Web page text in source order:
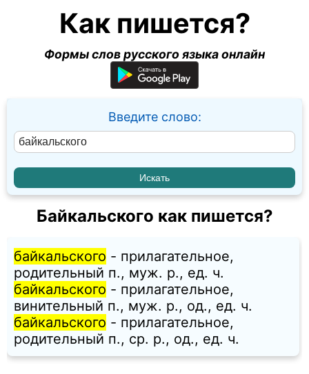
Как пишется?
Формы слов русского языка онлайн
Введите слово:
Байкальского как пишется?
байкальского - прилагательное,
родительный п., муж. p., ед. ч.
байкальского - прилагательное,
винительный п., муж. p., од., ед. ч.
байкальского - прилагательное,
родительный п., ср. p., од., ед. ч.